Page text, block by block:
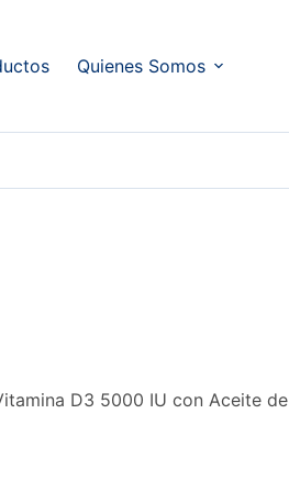
Quienes Somos
D3 5000 IU con Aceite de